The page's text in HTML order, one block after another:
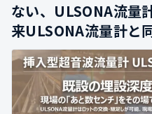
ない、ULSONA流量
来ULSONA流量計と